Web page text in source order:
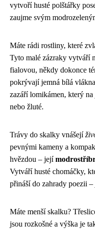
vytvoří husté polštářky
zaujme svým
Máte rádi rostliny, které
Tyto malé zázraky vytváří
fialovou, někdy dokonce
pokrývají jemná bílá
zazáří lomikámen, který
nebo žluté.
Trávy do skalky vnášejí
pevnými kameny a
hvězdou – její
Vytváří husté chomáčky,
přináší do zahrady poezii
Máte menší skalku?
jsou rozkošné a výška je